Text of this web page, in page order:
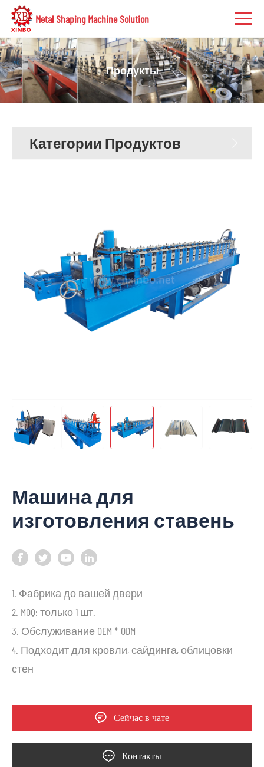
Metal Shaping Machine Solution
Продукты
Категории Продуктов
Машина для
изготовления ставень
1. Фабрика до вашей двери
2. MOQ: только 1 шт.
3. Обслуживание OEM * ODM
4. Подходит для кровли, сайдинга, облицовки
стен
Сейчас в чате
Контакты